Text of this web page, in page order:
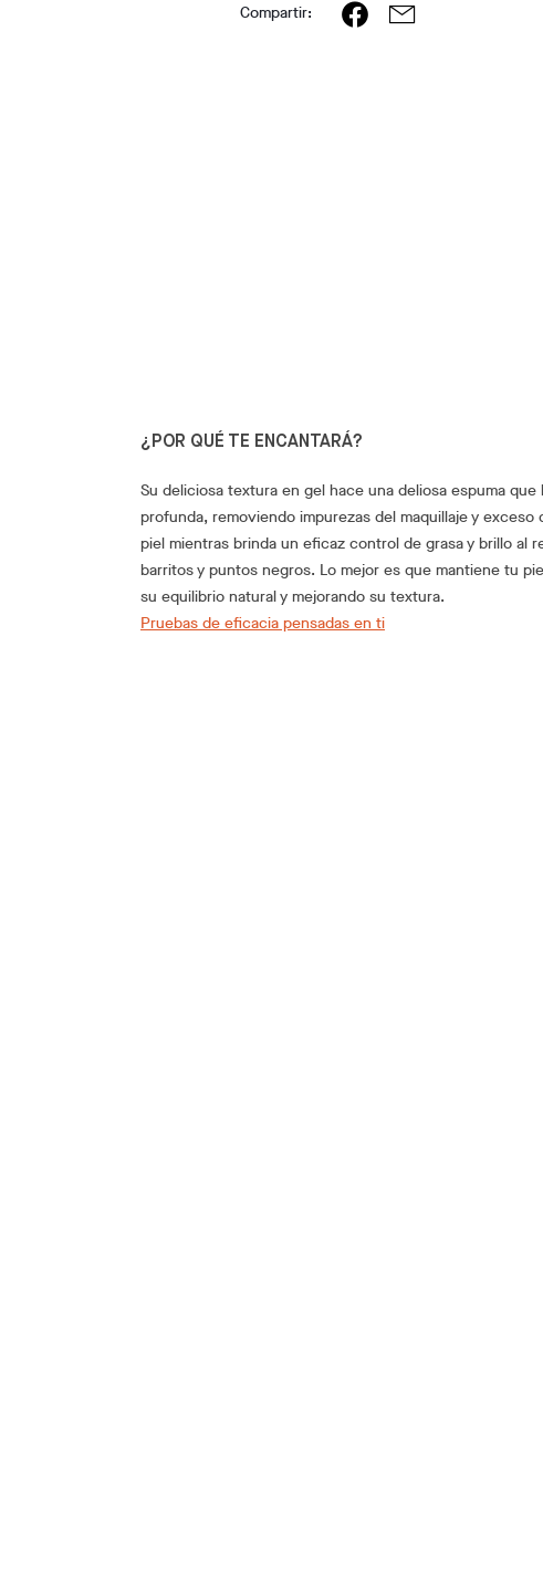
Compartir:
¿POR QUÉ TE ENCANTARÁ?
Su deliciosa textura en gel hace una deliosa espuma que
profunda, removiendo impurezas del maquillaje y exceso
piel mientras brinda un eficaz control de grasa y brillo al
barritos y puntos negros. Lo mejor es que mantiene tu
su equilibrio natural y mejorando su textura.
Pruebas de eficacia pensadas en ti